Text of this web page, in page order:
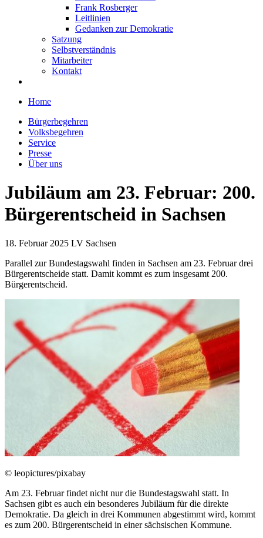
Frank Rosberger
Leitlinien
Gedanken zur Demokratie
Satzung
Selbstverständnis
Mitarbeiter
Kontakt
Home
Bürgerbegehren
Volksbegehren
Service
Presse
Über uns
Jubiläum am 23. Februar: 200.
Bürgerentscheid in Sachsen
18. Februar 2025 LV Sachsen
Parallel zur Bundestagswahl finden in Sachsen am 23. Februar drei
Bürgerentscheide statt. Damit kommt es zum insgesamt 200.
Bürgerentscheid.
© leopictures/pixabay
Am 23. Februar findet nicht nur die Bundestagswahl statt. In
Sachsen gibt es auch ein besonderes Jubiläum für die direkte
Demokratie. Da gleich in drei Kommunen abgestimmt wird, kommt
es zum 200. Bürgerentscheid in einer sächsischen Kommune.